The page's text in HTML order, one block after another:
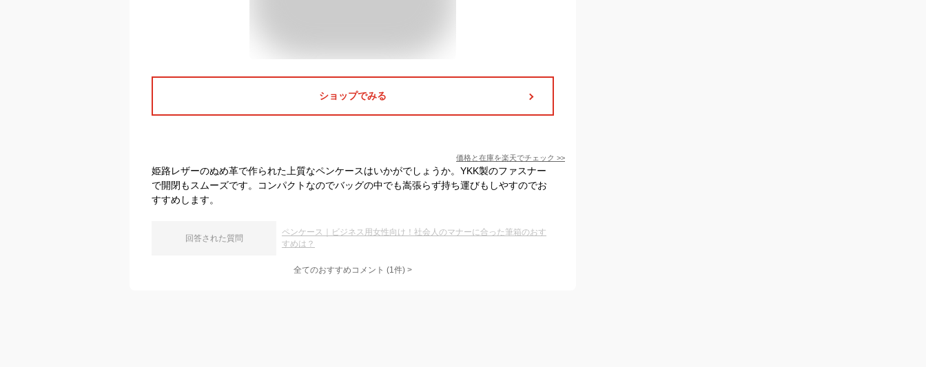
ショップでみる
価格と在庫を楽天でチェック >>
姫路レザーのぬめ革で作られた上質なペンケースはいかがでしょうか。YKK製のファスナー
で開閉もスムーズです。コンパクトなのでバッグの中でも嵩張らず持ち運びもしやすのでお
すすめします。
回答された質問
ペンケース｜ビジネス用女性向け！社会人のマナーに合った筆箱のおす
すめは？
全てのおすすめコメント (1件) >